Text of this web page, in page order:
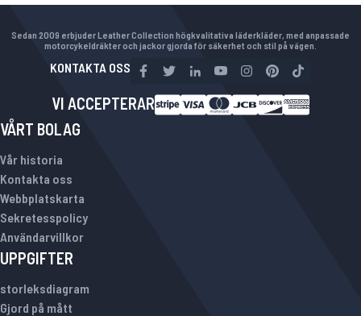
Sedan 2009 erbjuder Leather Collection högkvalitativa läderkläder, med anpassade
motorcykeldräkter och jackor gjorda för säkerhet och stil på vägen.
KONTAKTA OSS
VI ACCEPTERAR
VÅRT BOLAG
Vår historia
Kontakta oss
Webbplatskarta
Sekretesspolicy
Användarvillkor
UPPGIFTER
storleksdiagram
Gjord på mått